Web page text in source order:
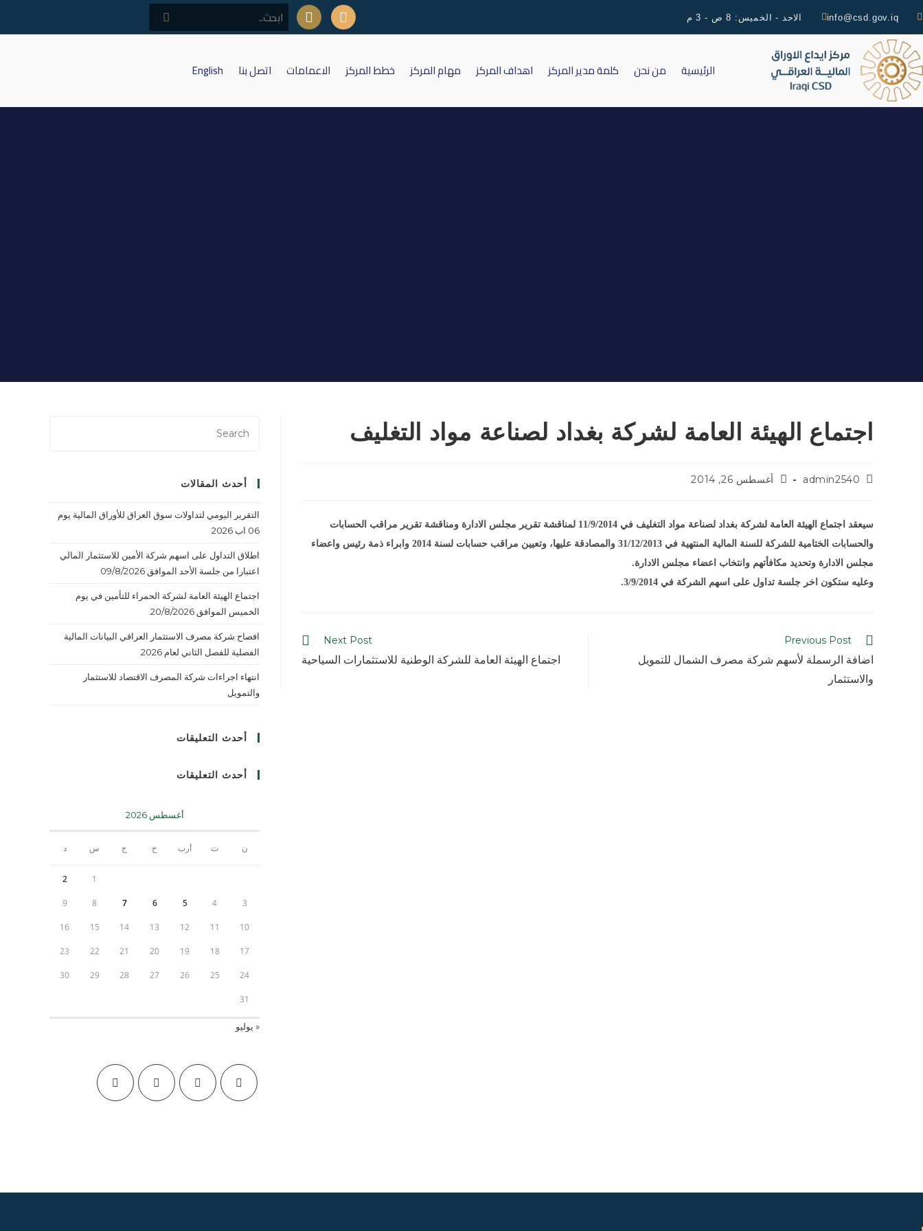
info@csd.gov.iq الاحد - الخميس: 8 ص - 3 م
الرئيسية من نحن كلمة مدير المركز اهداف المركز مهام المركز خطط المركز الاعمامات اتصل بنا English
اجتماع الهيئة العامة لشركة بغداد لصناعة مواد التغليف
admin2540 أغسطس 26, 2014
سيعقد اجتماع الهيئة العامة لشركة بغداد لصناعة مواد التغليف في 11/9/2014 لمناقشة تقرير مجلس الادارة ومناقشة تقرير مراقب الحسابات
والحسابات الختامية للشركة للسنة المالية المنتهية في 31/12/2013 والمصادقة عليها، وتعيين مراقب حسابات لسنة 2014 وابراء ذمة رئيس واعضاء
مجلس الادارة وتحديد مكافأتهم وانتخاب اعضاء مجلس الادارة.
وعليه ستكون اخر جلسة تداول على اسهم الشركة في 3/9/2014.
Previous Post
اضافة الرسملة لأسهم شركة مصرف الشمال للتمويل
والاستثمار
Next Post
اجتماع الهيئة العامة للشركة الوطنية للاستثمارات السياحية
أحدث المقالات
التقرير اليومي لتداولات سوق العراق للأوراق المالية يوم
06 اب 2026
اطلاق التداول على اسهم شركة الأمين للاستثمار المالي
اعتبارا من جلسة الأحد الموافق 09/8/2026
اجتماع الهيئة العامة لشركة الحمراء للتأمين في يوم
الخميس الموافق 20/8/2026.
افصاح شركة مصرف الاستثمار العراقي البيانات المالية
الفصلية للفصل الثاني لعام 2026
انتهاء اجراءات شركة المصرف الاقتصاد للاستثمار
والتمويل
أحدث التعليقات
أحدث التعليقات
أغسطس 2026
ن ث أرب خ ج س د
1
2
3
4
5
6
7
8
9
10
11
12
13
14
15
16
17
18
19
20
21
22
23
24
25
26
27
28
29
30
31
« يوليو